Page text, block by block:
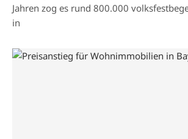
Jahren zog es rund 800.000
in